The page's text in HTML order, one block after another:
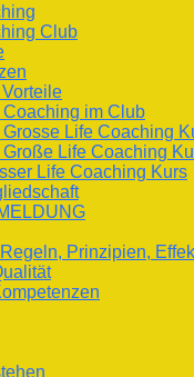
Club
Coaching im Club
Grosse Life Coaching
Große Life Coaching
Life Coaching Kurs
Prinzipien,